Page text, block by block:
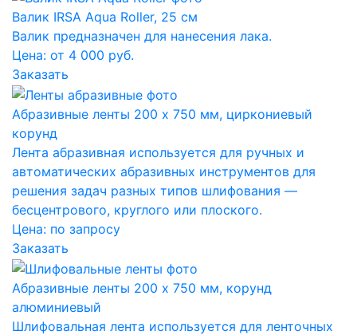
Валик IRSA Aqua Roller, 25 см
Валик предназначен для нанесения лака.
Цена: от 4 000 руб.
Заказать
Абразивные ленты 200 x 750 мм, циркониевый
корунд
Лента абразивная используется для ручных и
автоматических абразивных инструментов для
решения задач разных типов шлифования —
бесцентрового, круглого или плоского.
Цена: по запросу
Заказать
Абразивные ленты 200 x 750 мм, корунд
алюминиевый
Шлифовальная лента используется для ленточных